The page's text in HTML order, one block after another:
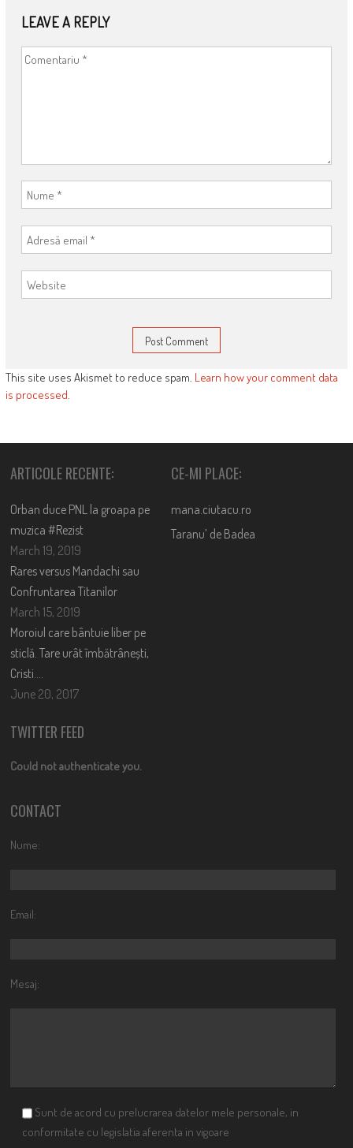
LEAVE A REPLY
This site uses Akismet to reduce spam. Learn how your comment data
is processed.
ARTICOLE RECENTE:
Orban duce PNL la groapa pe
muzica #Rezist
March 19, 2019
Rares versus Mandachi sau
Confruntarea Titanilor
March 15, 2019
Moroiul care bântuie liber pe
sticlă. Tare urât îmbătrânești,
Cristi….
June 20, 2017
CE-MI PLACE:
mana.ciutacu.ro
Taranu’ de Badea
TWITTER FEED
Could not authenticate you.
CONTACT
Nume:
Email:
Mesaj:
Sunt de acord cu prelucrarea datelor mele personale, in
conformitate cu legislatia aferenta in vigoare